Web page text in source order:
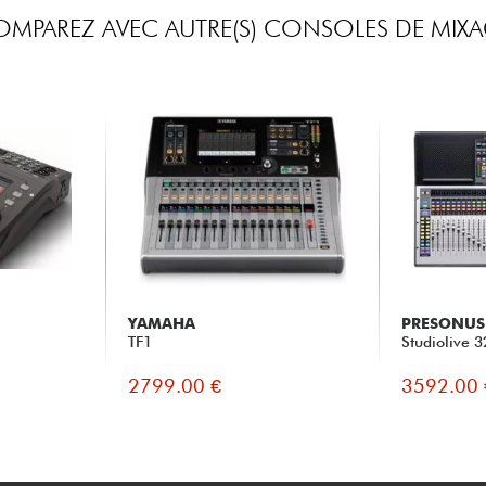
AVEC AUTRE(S) CONSOLES DE
YAMAHA
TF1
2799.00 €
PRESONUS
Studiolive
3592.00